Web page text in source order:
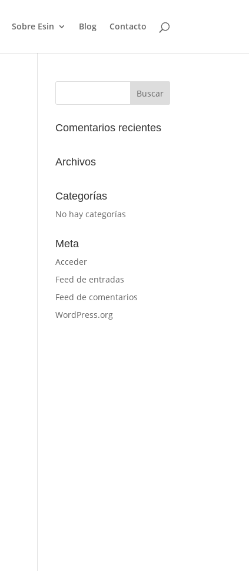
Sobre Esin Blog Contacto
Comentarios recientes
Archivos
Categorías
No hay categorías
Meta
Acceder
Feed de entradas
Feed de comentarios
WordPress.org